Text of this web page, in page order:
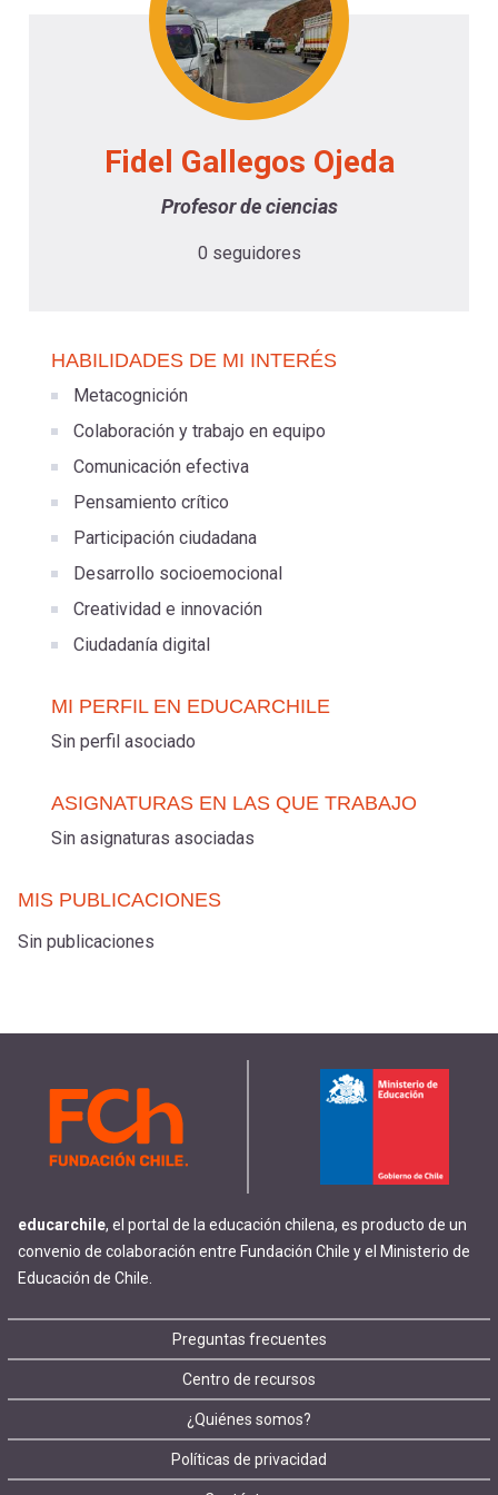
cuenta
Mobile]
Menú
mi
cuenta
navegación
Fidel Gallegos Ojeda
Profesor de ciencias
0 seguidores
HABILIDADES DE MI INTERÉS
Metacognición
Colaboración y trabajo en equipo
Comunicación efectiva
Pensamiento crítico
Participación ciudadana
Desarrollo socioemocional
Creatividad e innovación
Ciudadanía digital
MI PERFIL EN EDUCARCHILE
Sin perfil asociado
ASIGNATURAS EN LAS QUE TRABAJO
Sin asignaturas asociadas
MIS PUBLICACIONES
Sin publicaciones
educarchile, el portal de la educación chilena, es producto de un
convenio de colaboración entre Fundación Chile y el Ministerio de
Educación de Chile.
Footer
menu
Preguntas frecuentes
Centro de recursos
¿Quiénes somos?
Políticas de privacidad